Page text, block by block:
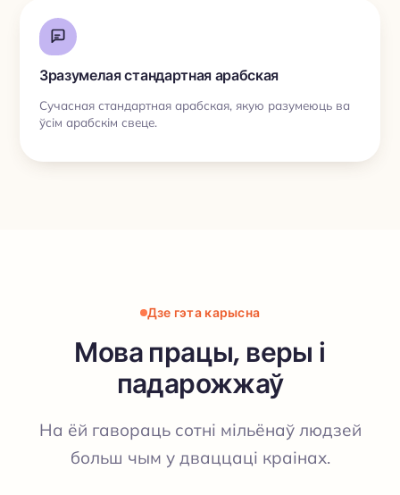
Зразумелая стандартная арабская
Сучасная стандартная арабская, якую разумеюць ва
ўсім арабскім свеце.
Дзе гэта карысна
Мова працы, веры і
падарожжаў
На ёй гавораць сотні мільёнаў людзей
больш чым у дваццаці краінах.